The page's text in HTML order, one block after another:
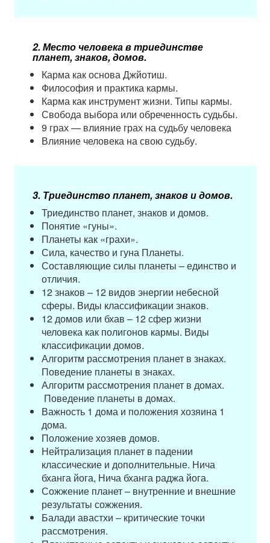
2.​ Место человека в триединстве
планет, знаков, домов.
Карма как основа Джйотиш.
Философия и практика кармы.
Карма как инструмент жизни. Типы кармы.
Свобода выбора или обреченность судьбы.
9 грах — влияние грах на судьбу человека
Влияние человека на свою судьбу.
3.​ Триединство планет, знаков и домов.
Триединство планет, знаков и домов.
Понятие «гуны».
Планеты как «грахи».
Сила, качество и гуна Планеты.
Составляющие силы планеты – единство и
отличия.
12 знаков – 12 видов энергии небесной
сферы. Виды классификации знаков.
12 домов или бхав – 12 сфер жизни
человека как полигонов кармы. Виды
классификации домов.
Алгоритм рассмотрения планет в знаках.
Поведение планеты в знаках.
Алгоритм рассмотрения планет в домах.
Поведение планеты в домах.
Важность 1 дома и положения хозяина 1
дома.
Положение хозяев домов.
Нейтрализация планет в падении
классические и дополнительные. Нича
бханга йога, Нича бханга раджа йога.
Сожжение планет – внутренние и внешние
результаты сожжения.
Балади авастхи – критические точки
рассмотрения.